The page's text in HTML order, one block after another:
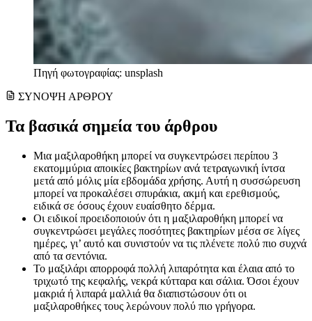
Πηγή φωτογραφίας: unsplash
ΣΥΝΟΨΗ ΑΡΘΡΟΥ
Τα βασικά σημεία του άρθρου
Μια μαξιλαροθήκη μπορεί να συγκεντρώσει περίπου 3
εκατομμύρια αποικίες βακτηρίων ανά τετραγωνική ίντσα
μετά από μόλις μία εβδομάδα χρήσης. Αυτή η συσσώρευση
μπορεί να προκαλέσει σπυράκια, ακμή και ερεθισμούς,
ειδικά σε όσους έχουν ευαίσθητο δέρμα.
Οι ειδικοί προειδοποιούν ότι η μαξιλαροθήκη μπορεί να
συγκεντρώσει μεγάλες ποσότητες βακτηρίων μέσα σε λίγες
ημέρες, γι’ αυτό και συνιστούν να τις πλένετε πολύ πιο συχνά
από τα σεντόνια.
Το μαξιλάρι απορροφά πολλή λιπαρότητα και έλαια από το
τριχωτό της κεφαλής, νεκρά κύτταρα και σάλια. Όσοι έχουν
μακριά ή λιπαρά μαλλιά θα διαπιστώσουν ότι οι
μαξιλαροθήκες τους λερώνουν πολύ πιο γρήγορα.